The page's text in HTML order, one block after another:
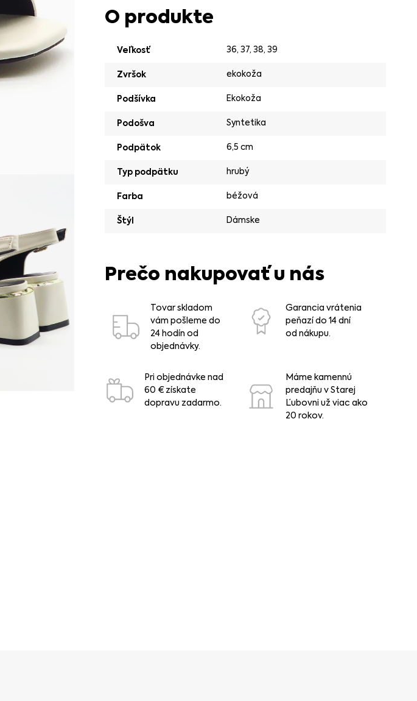
O produkte
Veľkosť 36,37,38,39
Zvršok ekokoža
Podšívka Ekokoža
Podošva Syntetika
Podpätok 6,5 cm
Typ podpätku hrubý
Farba béžová
Štýl Dámske
Prečo nakupovať u nás
Tovar skladom
vám pošleme do
24 hodín od
objednávky.
Garancia vrátenia
peňazí do 14 dní
od nákupu.
Pri objednávke nad
60 € získate
dopravu zadarmo.
Máme kamennú
predajňu v Starej
Ľubovni už viac ako
20 rokov.